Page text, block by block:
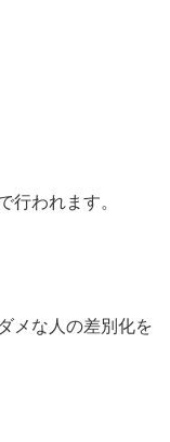
行われます。
メな人の差別化を